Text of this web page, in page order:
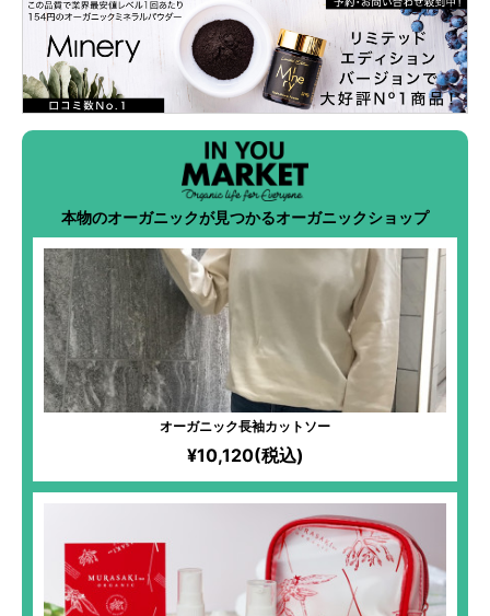
本物のオーガニックが見つかるオーガニックショップ
オーガニック長袖カットソー
¥10,120(税込)